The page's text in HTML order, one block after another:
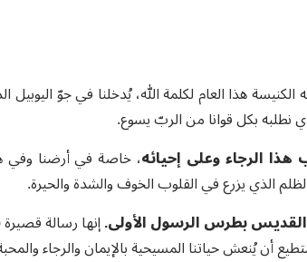
نطلبه بكل قوانا من الربّ يسوع.
الرجاء وعلى إحيائه، خاصة في أرضنا وفي
الذي يزرع في القلوب الخوف والشدة والحيرة.
القديس بطرس الرسول الأولى.إنها رسالة
أن يُنعش حياتنا المسيحية بالإيمان والرجاء